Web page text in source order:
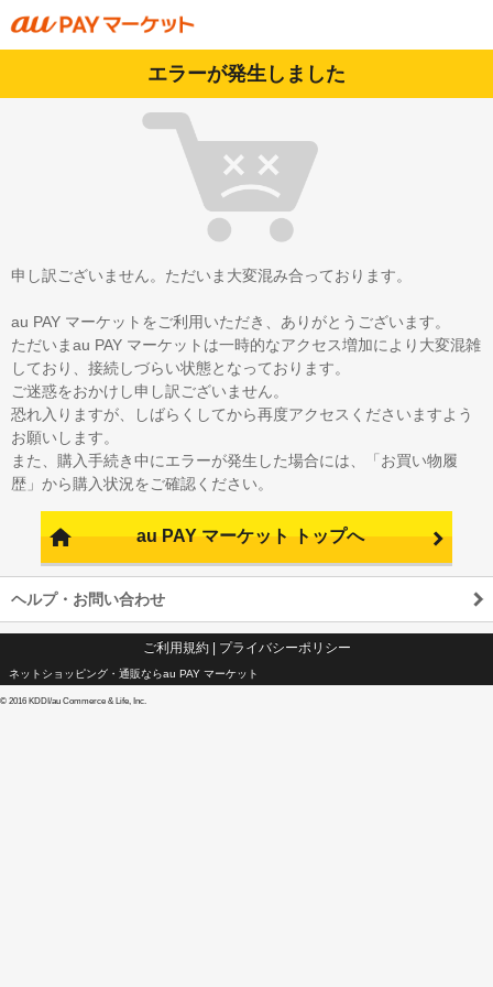
エラーが発生しました
申し訳ございません。ただいま大変混み合っております。
au PAY マーケットをご利用いただき、ありがとうございます。
ただいまau PAY マーケットは一時的なアクセス増加により大変混雑
しており、接続しづらい状態となっております。
ご迷惑をおかけし申し訳ございません。
恐れ入りますが、しばらくしてから再度アクセスくださいますよう
お願いします。
また、購入手続き中にエラーが発生した場合には、「お買い物履
歴」から購入状況をご確認ください。
au PAY マーケット トップへ
ヘルプ・お問い合わせ
ご利用規約| プライバシーポリシー
ネットショッピング・通販ならau PAY マーケット
© 2016 KDDI/au Commerce & Life, Inc.